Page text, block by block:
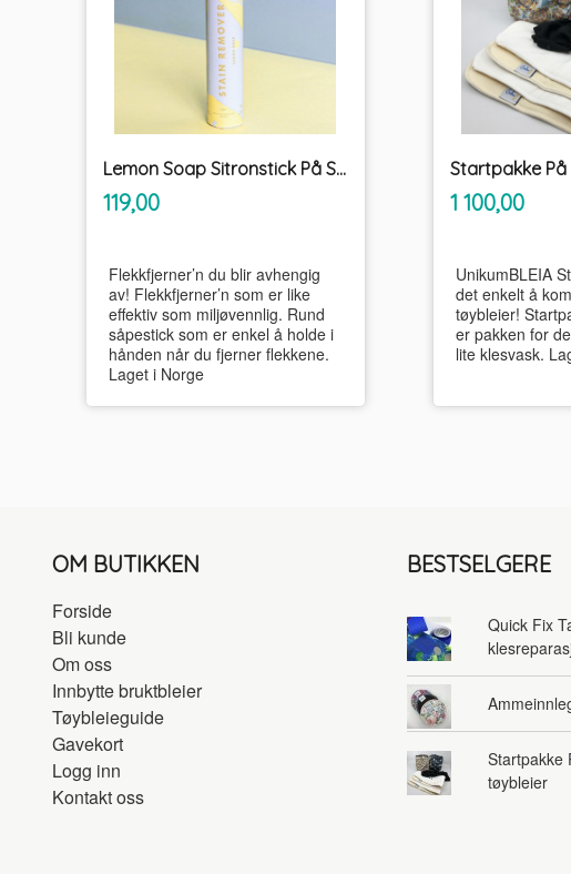
Lemon Soap Sitronstick På Stell
Pris
119,00mva.
Flekkfjerner’n du blir avhengig
av! Flekkfjerner’n som er like
effektiv som miljøvennlig. Rund
såpestick som er enkel å holde i
hånden når du fjerner flekkene.
Laget i Norge
Pris
1 100,00inkl.
mva.
UnikumBLEIA
det enkelt å
tøybleier!
er pakken for
lite klesvask.
OM BUTIKKEN
Forside
Bli kunde
Om oss
Innbytte bruktbleier
Tøybleieguide
Gavekort
Logg inn
Kontakt oss
BESTSELGERE
Quick Fix
tøybleier